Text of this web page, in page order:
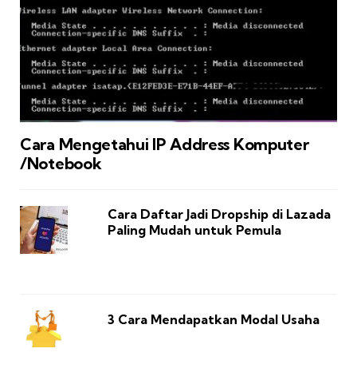
Cara Mengetahui IP Address Komputer
/Notebook
Cara Daftar Jadi Dropship di Lazada
Paling Mudah untuk Pemula
3 Cara Mendapatkan Modal Usaha